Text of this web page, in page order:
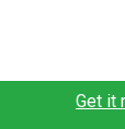
Get it